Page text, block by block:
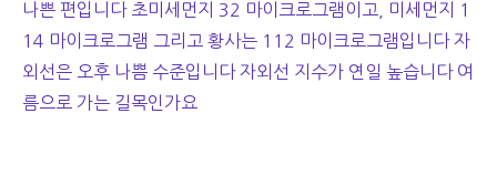
나쁜 편입니다 초미세먼지 32 마이크로그램이고, 미세먼지 1
14 마이크로그램 그리고 황사는 112 마이크로그램입니다 자
외선은 오후 나쁨 수준입니다 자외선 지수가 연일 높습니다 여
름으로 가는 길목인가요